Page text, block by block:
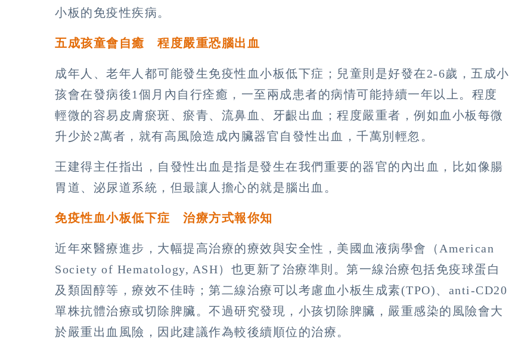
小板的免疫性疾病。
五成孩童會自癒 程度嚴重恐腦出血
成年人、老年人都可能發生免疫性血小板低下症；兒童則是好發在2-6歲，五成小
孩會在發病後1個月內自行痊癒，一至兩成患者的病情可能持續一年以上。程度
輕微的容易皮膚瘀斑、瘀青、流鼻血、牙齦出血；程度嚴重者，例如血小板每微
升少於2萬者，就有高風險造成內臟器官自發性出血，千萬別輕忽。
王建得主任指出，自發性出血是指是發生在我們重要的器官的內出血，比如像腸
胃道、泌尿道系統，但最讓人擔心的就是腦出血。
免疫性血小板低下症 治療方式報你知
近年來醫療進步，大幅提高治療的療效與安全性，美國血液病學會（American
Society of Hematology, ASH）也更新了治療準則。第一線治療包括免疫球蛋白
及類固醇等，療效不佳時；第二線治療可以考慮血小板生成素(TPO)、anti-CD20
單株抗體治療或切除脾臟。不過研究發現，小孩切除脾臟，嚴重感染的風險會大
於嚴重出血風險，因此建議作為較後續順位的治療。